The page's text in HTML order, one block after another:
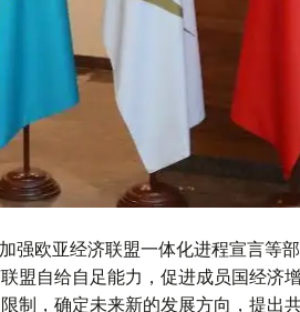
强欧亚经济联盟一体化进程宣言等
盟自给自足能力，促进成员国经济
制，确定未来新的发展方向，提出